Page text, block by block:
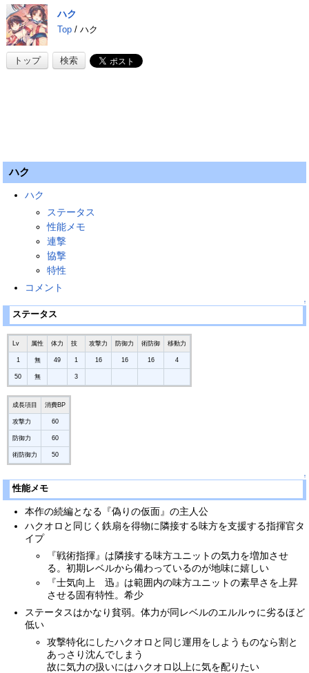
ハク
Top/ ハク
トップ 検索
ハク
ハク
ステータス
性能メモ
連撃
協撃
特性
コメント
↑
ステータス
Lv 属性 体力 技 攻撃力 防御力 術防御 移動力
1 無 49 1 16 16 16 4
50 無 3
成長項目 消費BP
攻撃力 60
防御力 60
術防御力 50
↑
性能メモ
本作の続編となる『偽りの仮面』の主人公
ハクオロと同じく鉄扇を得物に隣接する味方を支援する指揮官タ
イプ
『戦術指揮』は隣接する味方ユニットの気力を増加させ
る。初期レベルから備わっているのが地味に嬉しい
『士気向上 迅』は範囲内の味方ユニットの素早さを上昇
させる固有特性。希少
ステータスはかなり貧弱。体力が同レベルのエルルゥに劣るほど
低い
攻撃特化にしたハクオロと同じ運用をしようものなら割と
あっさり沈んでしまう
故に気力の扱いにはハクオロ以上に気を配りたい